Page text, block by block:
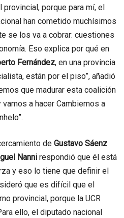
porque para mí, el
han cometido muchísimos
se los va a cobrar: cuestiones
Eso explica por qué en
Fernández, en una provincia
están por el piso”, añadió
que madurar esta coalición
a hacer Cambiemos a
de Gustavo Sáenz
Nanni respondió que él está
y eso lo tiene que definir el
que es difícil que el
provincial, porque la UCR
ello, el diputado nacional